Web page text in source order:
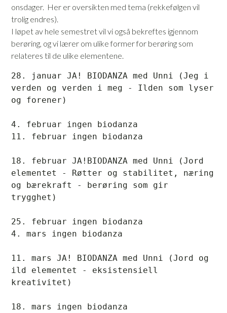
onsdager. Her er oversikten med tema (rekkefølgen vil
trolig endres).
I løpet av hele semestret vil vi også bekreftes igjennom
berøring, og vi lærer om ulike former for berøring som
relateres til de ulike elementene.
28. januar JA! BIODANZA med Unni (Jeg i
verden og verden i meg - Ilden som lyser
og forener)
4. februar ingen biodanza
11. februar ingen biodanza
18. februar JA!BIODANZA med Unni (Jord
elementet - Røtter og stabilitet, næring
og bærekraft - berøring som gir
trygghet)
25. februar ingen biodanza
4. mars ingen biodanza
11. mars JA! BIODANZA med Unni (Jord og
ild elementet - eksistensiell
kreativitet)
18. mars ingen biodanza